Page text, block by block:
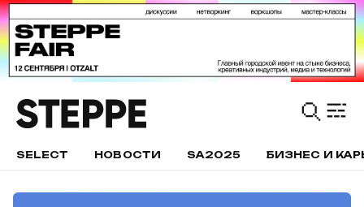
SELECT НОВОСТИ SA2025 БИЗНЕС И